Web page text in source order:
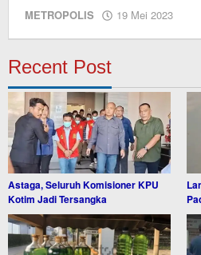
METROPOLIS 19 Mei 2023
Recent Post
Astaga, Seluruh Komisioner KPU
Kotim Jadi Tersangka